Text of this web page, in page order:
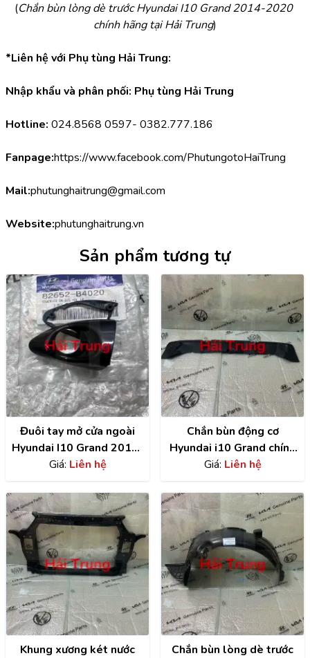
(Chắn bùn lòng dè trước Hyundai I10 Grand 2014-2020
chính hãng tại Hải Trung)
*Liên hệ với Phụ tùng Hải Trung:
Nhập khẩu và phân phối: Phụ tùng Hải Trung
Hotline: 024.8568 0597- 0382.777.186
Fanpage:https://www.facebook.com/PhutungotoHaiTrung
Mail:phutunghaitrung@gmail.com
Website:phutunghaitrung.vn
Sản phẩm tương tự
Đuôi tay mở cửa ngoài
Hyundai I10 Grand 2014-
2020 chính hãng
Giá: Liên hệ
Chắn bùn động cơ
Hyundai i10 Grand chính
hãng | 29110B4000
Giá: Liên hệ
Khung xương két nước
Chắn bùn lòng dè trước